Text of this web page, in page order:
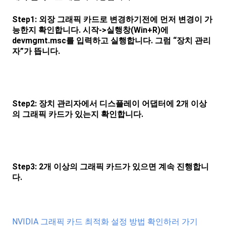
Step1: 외장 그래픽 카드로 변경하기전에 먼저 변경이 가
능한지 확인합니다. 시작->실행창(Win+R)에
devmgmt.msc를 입력하고 실행합니다. 그럼 “장치 관리
자”가 뜹니다.
Step2: 장치 관리자에서 디스플레이 어댑터에 2개 이상
의 그래픽 카드가 있는지 확인합니다.
Step3: 2개 이상의 그래픽 카드가 있으면 계속 진행합니
다.
NVIDIA 그래픽 카드 최적화 설정 방법 확인하러 가기